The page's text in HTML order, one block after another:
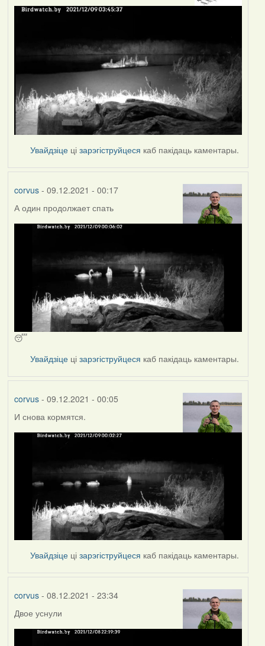
Увайдзіце цізарэгіструйцеся каб пакідаць каментары.
corvus- 09.12.2021 - 00:17
А один продолжает спать
😴
Увайдзіце цізарэгіструйцеся каб пакідаць каментары.
corvus- 09.12.2021 - 00:05
И снова кормятся.
Увайдзіце цізарэгіструйцеся каб пакідаць каментары.
corvus- 08.12.2021 - 23:34
Двое уснули